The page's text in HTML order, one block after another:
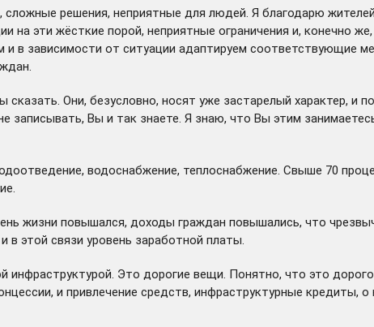
решения, неприятные для людей. Я благодарю
на эти жёсткие порой, неприятные ограничения и, конечно
в зависимости от ситуации адаптируем соответствующие
Они, безусловно, носят уже застарелый характер, и
Вы и так знаете. Я знаю, что Вы этим
водоснабжение, теплоснабжение. Свыше 70
жизни повышался, доходы граждан повышались, что
этой связи уровень заработной платы.
Это дорогие вещи. Понятно, что это
и привлечение средств, инфраструктурные кредиты,